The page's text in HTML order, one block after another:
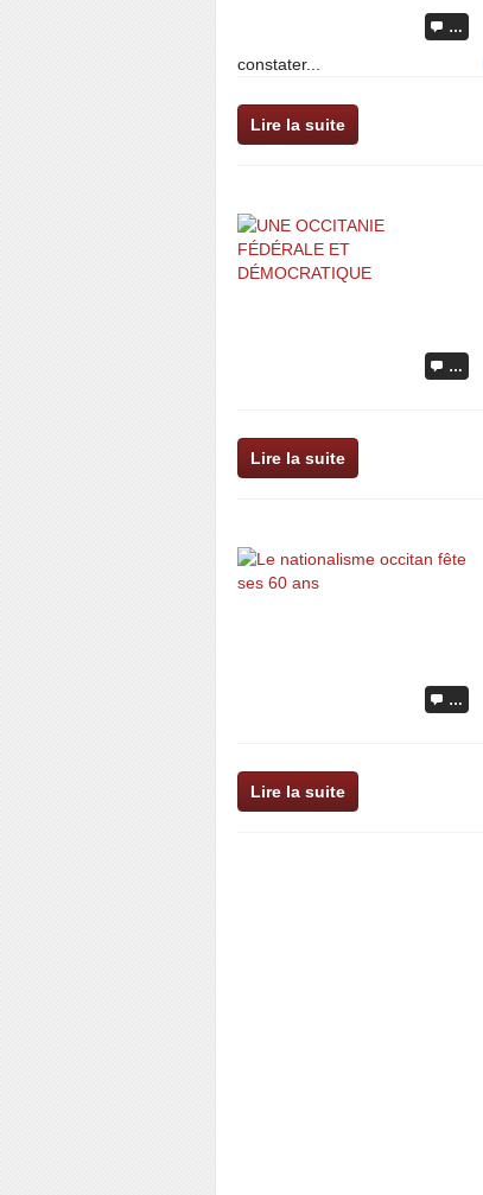
…
constater...
Lire la suite
…
Lire la suite
…
Lire la suite